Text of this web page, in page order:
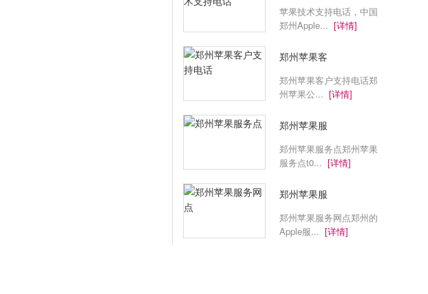
苹果技术支持电话，中国
郑州Apple... [详情]
郑州苹果客
郑州苹果客户支持电话郑
州苹果公... [详情]
郑州苹果服
郑州苹果服务点郑州苹果
服务点t0... [详情]
郑州苹果服
郑州苹果服务网点郑州的
Apple服... [详情]